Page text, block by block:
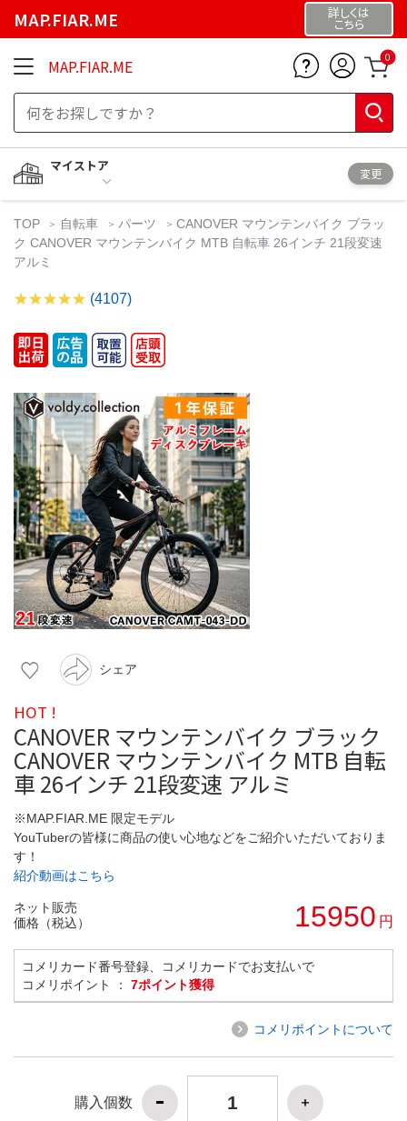
MAP.FIAR.ME 詳しくは
こちら
MAP.FIAR.ME 0
マイストア
変更
TOP 自転車 パーツ
CANOVER マウンテンバイク ブラッ
ク CANOVER マウンテンバイク MTB 自転車 26インチ 21段変速
アルミ
(4107)
シェア
HOT !
CANOVER マウンテンバイク ブラック
CANOVER マウンテンバイク MTB 自転
車 26インチ 21段変速 アルミ
※MAP.FIAR.ME 限定モデル
YouTuberの皆様に商品の使い心地などをご紹介いただいておりま
す！
紹介動画はこちら
ネット販売
価格（税込）
15950 円
コメリカード番号登録、コメリカードでお支払いで
コメリポイント ： 7ポイント獲得
コメリポイントについて
購入個数